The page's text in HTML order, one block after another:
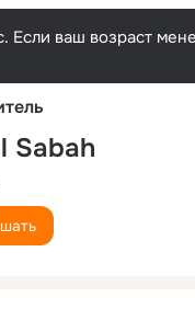
ваш возраст
Sabah